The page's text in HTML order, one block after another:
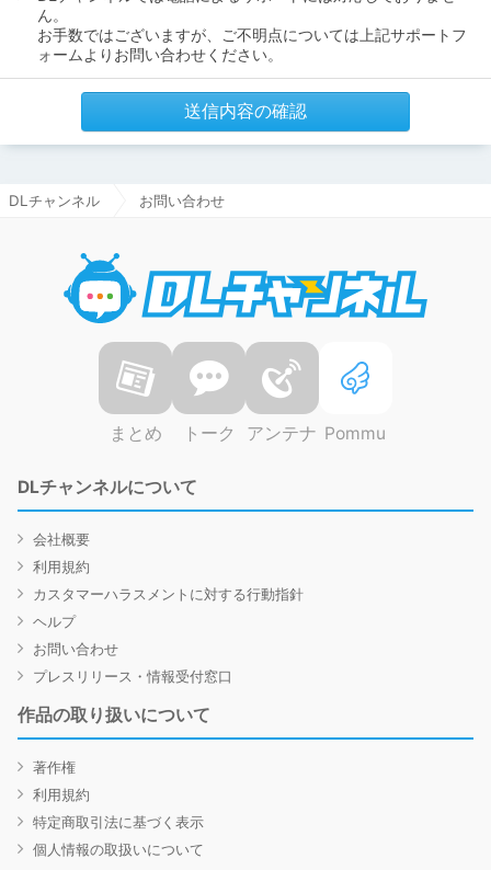
ん。
お手数ではございますが、ご不明点については上記サポートフ
ォームよりお問い合わせください。
送信内容の確認
DLチャンネル お問い合わせ
まとめ トーク アンテナ Pommu
DLチャンネルについて
会社概要
利用規約
カスタマーハラスメントに対する行動指針
ヘルプ
お問い合わせ
プレスリリース・情報受付窓口
作品の取り扱いについて
著作権
利用規約
特定商取引法に基づく表示
個人情報の取扱いについて